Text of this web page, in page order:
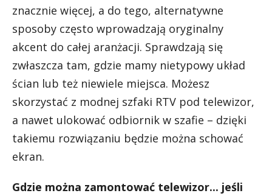
znacznie więcej, a do tego, alternatywne
sposoby często wprowadzają oryginalny
akcent do całej aranżacji. Sprawdzają się
zwłaszcza tam, gdzie mamy nietypowy układ
ścian lub też niewiele miejsca. Możesz
skorzystać z modnej szfaki RTV pod telewizor,
a nawet ulokować odbiornik w szafie – dzięki
takiemu rozwiązaniu będzie można schować
ekran.
Gdzie można zamontować telewizor... jeśli